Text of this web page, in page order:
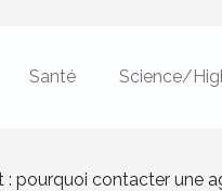
Santé Science/
pourquoi contacter une